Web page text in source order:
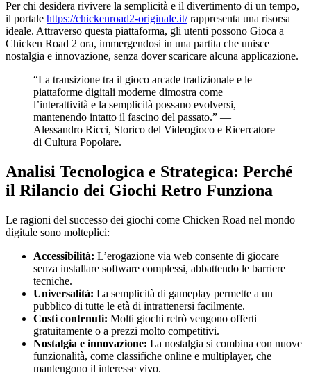
Per chi desidera rivivere la semplicità e il divertimento di un tempo,
il portale https://chickenroad2-originale.it/rappresenta una risorsa
ideale. Attraverso questa piattaforma, gli utenti possono Gioca a
Chicken Road 2 ora, immergendosi in una partita che unisce
nostalgia e innovazione, senza dover scaricare alcuna applicazione.
“La transizione tra il gioco arcade tradizionale e le
piattaforme digitali moderne dimostra come
l’interattività e la semplicità possano evolversi,
mantenendo intatto il fascino del passato.” —
Alessandro Ricci, Storico del Videogioco e Ricercatore
di Cultura Popolare.
Analisi Tecnologica e Strategica: Perché
il Rilancio dei Giochi Retro Funziona
Le ragioni del successo dei giochi come Chicken Road nel mondo
digitale sono molteplici:
Accessibilità: L’erogazione via web consente di giocare
senza installare software complessi, abbattendo le barriere
tecniche.
Universalità: La semplicità di gameplay permette a un
pubblico di tutte le età di intrattenersi facilmente.
Costi contenuti: Molti giochi retrò vengono offerti
gratuitamente o a prezzi molto competitivi.
Nostalgia e innovazione: La nostalgia si combina con nuove
funzionalità, come classifiche online e multiplayer, che
mantengono il interesse vivo.